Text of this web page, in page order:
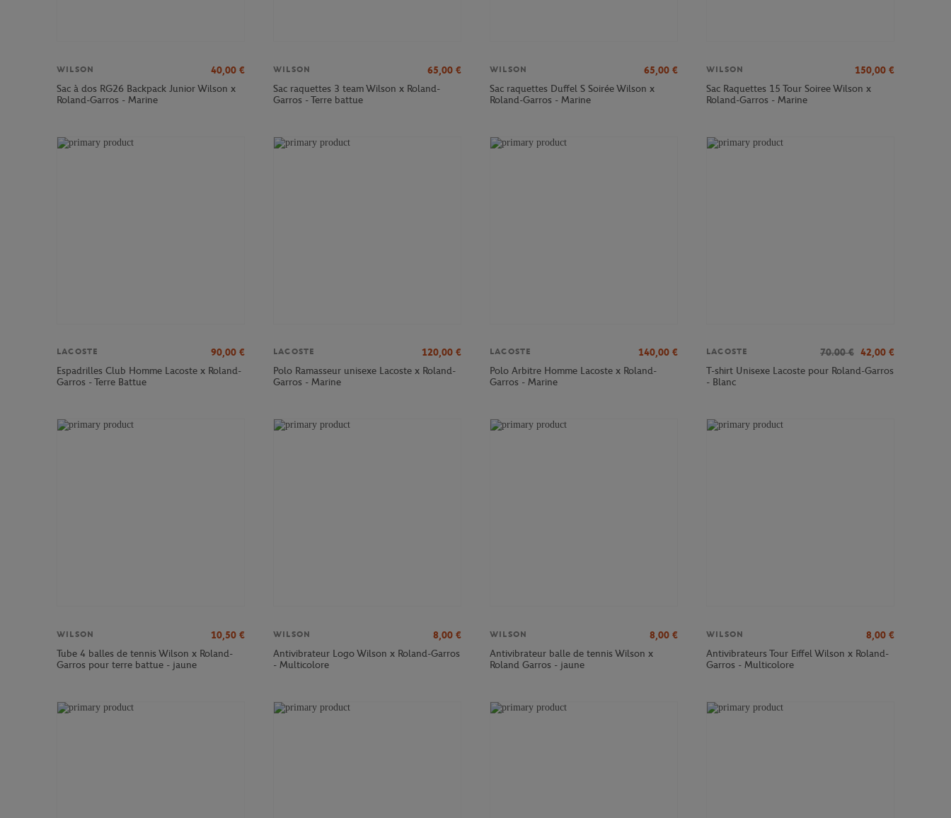
WILSON 40,00 €
Sac à dos RG26 Backpack Junior Wilson x
Roland-Garros - Marine
WILSON 65,00 €
Sac raquettes 3 team Wilson x Roland-
Garros - Terre battue
WILSON 65,00 €
Sac raquettes Duffel S Soirée Wilson x
Roland-Garros - Marine
WILSON 150,00 €
Sac Raquettes 15 Tour Soiree Wilson x
Roland-Garros - Marine
LACOSTE 90,00 €
Espadrilles Club Homme Lacoste x Roland-
Garros - Terre Battue
LACOSTE 120,00 €
Polo Ramasseur unisexe Lacoste x Roland-
Garros - Marine
LACOSTE 140,00 €
Polo Arbitre Homme Lacoste x Roland-
Garros - Marine
LACOSTE 70.00 € 42,00 €
T-shirt Unisexe Lacoste pour Roland-Garros
- Blanc
WILSON 10,50 €
Tube 4 balles de tennis Wilson x Roland-
Garros pour terre battue - jaune
WILSON 8,00 €
Antivibrateur Logo Wilson x Roland-Garros
- Multicolore
WILSON 8,00 €
Antivibrateur balle de tennis Wilson x
Roland Garros - jaune
WILSON 8,00 €
Antivibrateurs Tour Eiffel Wilson x Roland-
Garros - Multicolore